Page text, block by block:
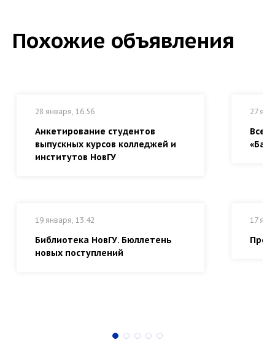
Похожие объявления
28 января, 16:56
Анкетирование студентов
выпускных курсов колледжей и
институтов НовГУ
27
19 января, 13:42
Библиотека НовГУ. Бюллетень
новых поступлений
17